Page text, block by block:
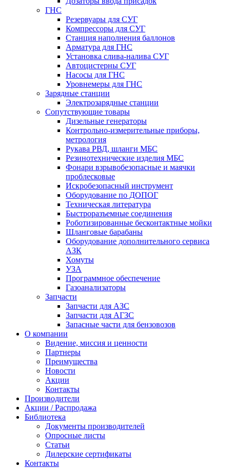
ГНС
Резервуары для СУГ
Компрессоры для СУГ
Станция наполнения баллонов
Арматура для ГНС
Установка слива-налива СУГ
Автоцистерны СУГ
Насосы для ГНС
Уровнемеры для ГНС
Зарядные станции
Электрозарядные станции
Сопутствующие товары
Дизельные генераторы
Контрольно-измерительные приборы,
метрология
Рукава РВД, шланги МБС
Резинотехнические изделия МБС
Фонари взрывобезопасные и маячки
проблесковые
Искробезопасный инструмент
Оборудование по ДОПОГ
Техническая литература
Быстроразъемные соединения
Роботизированные бесконтактные мойки
Шланговые барабаны
Оборудование дополнительного сервиса
АЗК
Хомуты
УЗА
Программное обеспечение
Газоанализаторы
Запчасти
Запчасти для АЗС
Запчасти для АГЗС
Запасные части для бензовозов
О компании
Видение, миссия и ценности
Партнеры
Преимущества
Новости
Акции
Контакты
Производители
Акции / Распродажа
Библиотека
Документы производителей
Опросные листы
Статьи
Дилерские сертификаты
Контакты